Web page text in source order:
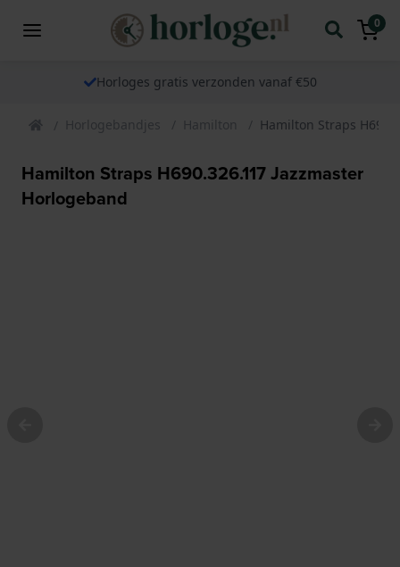
0
Horloges gratis verzonden vanaf €50
Horlogebandjes Hamilton Hamilton Straps
Hamilton Straps H690.326.117 Jazzmaster
Horlogeband